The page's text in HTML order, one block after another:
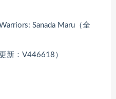
Sanada Maru（全